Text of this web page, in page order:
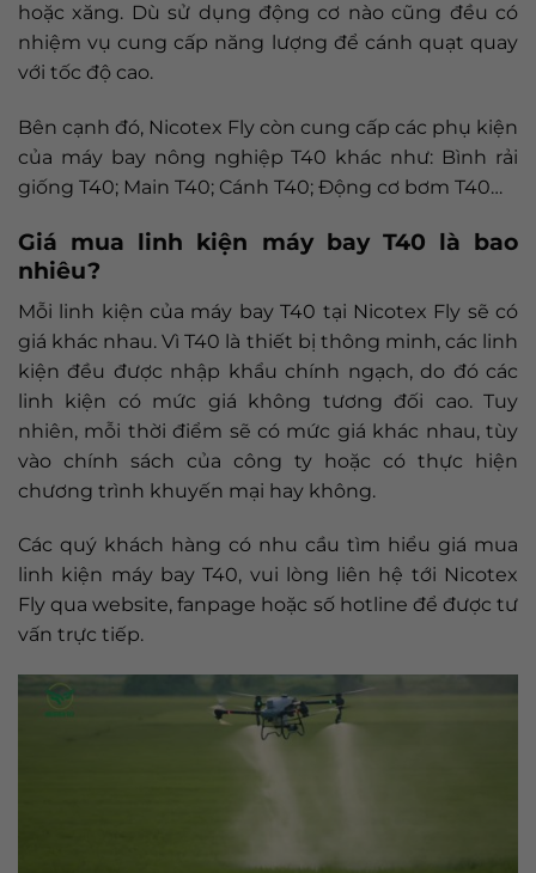
hoặc xăng. Dù sử dụng động cơ nào cũng đều có
nhiệm vụ cung cấp năng lượng để cánh quạt quay
với tốc độ cao.
Bên cạnh đó, Nicotex Fly còn cung cấp các phụ kiện
của máy bay nông nghiệp T40 khác như: Bình rải
giống T40; Main T40; Cánh T40; Động cơ bơm T40…
Giá mua linh kiện máy bay T40 là bao
nhiêu?
Mỗi linh kiện của máy bay T40 tại Nicotex Fly sẽ có
giá khác nhau. Vì T40 là thiết bị thông minh, các linh
kiện đều được nhập khẩu chính ngạch, do đó các
linh kiện có mức giá không tương đối cao. Tuy
nhiên, mỗi thời điểm sẽ có mức giá khác nhau, tùy
vào chính sách của công ty hoặc có thực hiện
chương trình khuyến mại hay không.
Các quý khách hàng có nhu cầu tìm hiểu giá mua
linh kiện máy bay T40, vui lòng liên hệ tới Nicotex
Fly qua website, fanpage hoặc số hotline để được tư
vấn trực tiếp.